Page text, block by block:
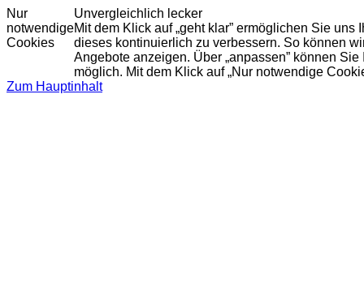
Nur
notwendige
Cookies
Unvergleichlich lecker
Mit dem Klick auf „geht klar” ermöglichen Sie
dieses kontinuierlich zu verbessern. So können
Angebote anzeigen. Über „anpassen” können
möglich. Mit dem Klick auf „Nur notwendige
Zum Hauptinhalt